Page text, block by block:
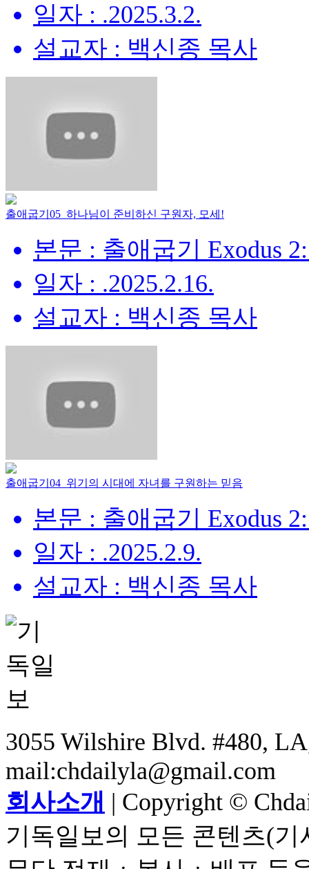
일자 : .2025.3.2.
설교자 : 백신종 목사
출애굽기05_하나님이 준비하신 구원자, 모세!
본문 : 출애굽기 Exodus
일자 : .2025.2.16.
설교자 : 백신종 목사
출애굽기04_위기의 시대에 자녀를 구원하는 믿음
본문 : 출애굽기 Exodus
일자 : .2025.2.9.
설교자 : 백신종 목사
3055 Wilshire Blvd. #480,
mail:chdailyla@gmail.com
회사소개 | Copyright ©
기독일보의 모든 콘텐츠(